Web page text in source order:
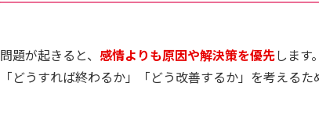
問題が起きると、 感情よりも原因や解決策を優先します。
「どうすれば終わるか」「どう改善するか」を考える